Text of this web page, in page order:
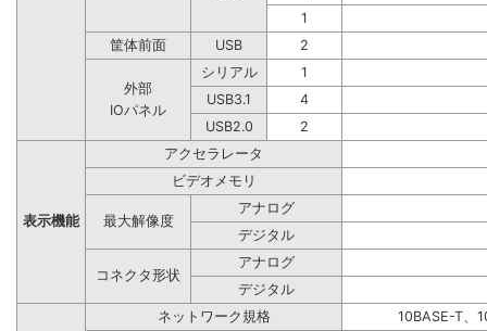
1
筐体前面
USB 2
外部
IOパネル
シリアル
1
USB3.1
4
USB2.0
2
表示機能
アクセラレータ
ビデオメモリ
最大解像度
アナログ
デジタル
コネクタ形状
アナログ
デジタル
ネットワーク規格 10BASE-T、